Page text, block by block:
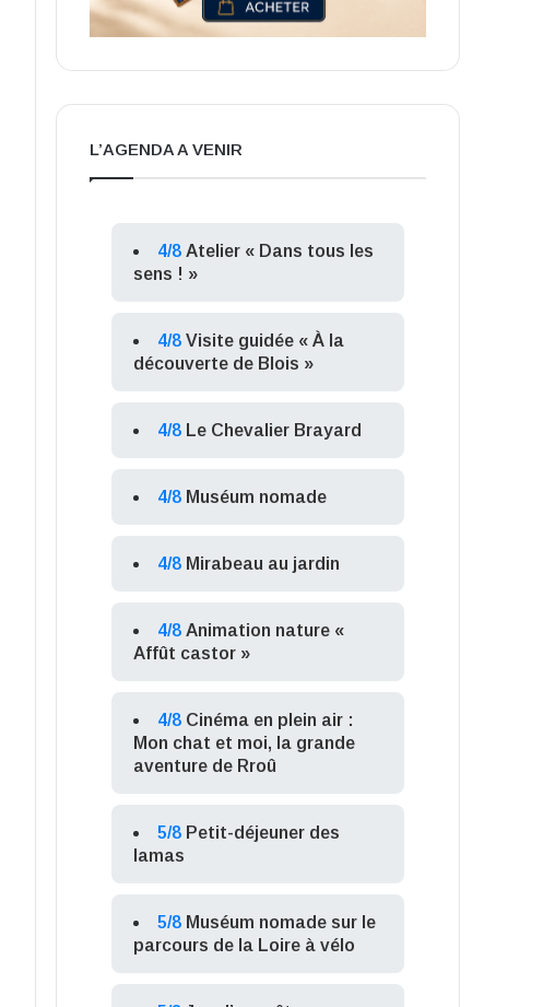
L’AGENDA A VENIR
4/8 Atelier « Dans tous les
sens ! »
4/8 Visite guidée « À la
découverte de Blois »
4/8 Le Chevalier Brayard
4/8 Muséum nomade
4/8 Mirabeau au jardin
4/8 Animation nature «
Affût castor »
4/8 Cinéma en plein air :
Mon chat et moi, la grande
aventure de Rroû
5/8 Petit-déjeuner des
lamas
5/8 Muséum nomade sur le
parcours de la Loire à vélo